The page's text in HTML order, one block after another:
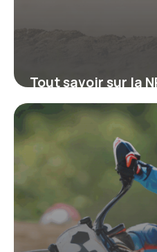
Tout savoir sur la
moto cross qui
pilotes